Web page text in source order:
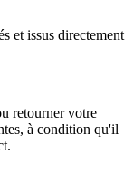
et issus directement
retourner votre
à condition qu'il